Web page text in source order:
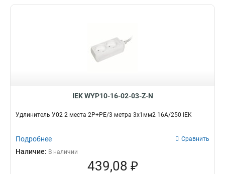
IEK WYP10-16-02-03-Z-N
Удлинитель У02 2 места 2Р+РЕ/3 метра 3х1мм2 16А/250 IEK
Подробнее Сравнить
Наличие: В наличии
439,08 ₽